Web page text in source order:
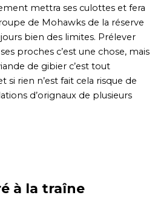
mettra ses culottes et fera
de Mohawks de la réserve
bien des limites. Prélever
proches c’est une chose, mais
de gibier c’est tout
rien n’est fait cela risque de
d’orignaux de plusieurs
à la traîne